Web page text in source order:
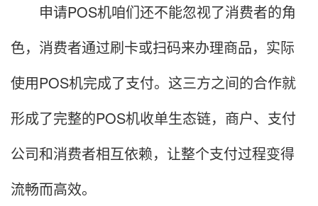
申请POS机咱们还不能忽视了消费者的角
色，消费者通过刷卡或扫码来办理商品，实际
使用POS机完成了支付。这三方之间的合作就
形成了完整的POS机收单生态链，商户、支付
公司和消费者相互依赖，让整个支付过程变得
流畅而高效。